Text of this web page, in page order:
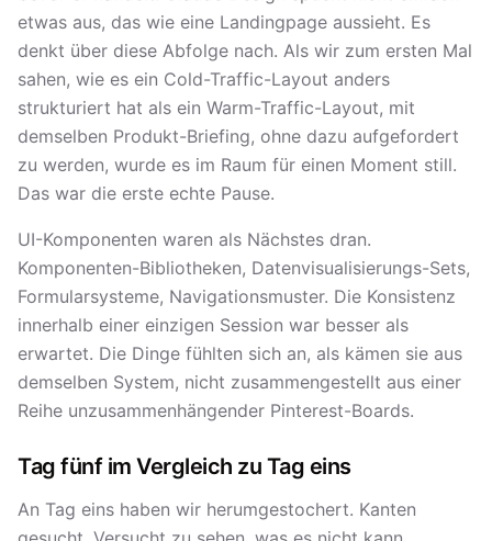
etwas aus, das wie eine Landingpage aussieht. Es
denkt über diese Abfolge nach. Als wir zum ersten Mal
sahen, wie es ein Cold-Traffic-Layout anders
strukturiert hat als ein Warm-Traffic-Layout, mit
demselben Produkt-Briefing, ohne dazu aufgefordert
zu werden, wurde es im Raum für einen Moment still.
Das war die erste echte Pause.
UI-Komponenten waren als Nächstes dran.
Komponenten-Bibliotheken, Datenvisualisierungs-Sets,
Formularsysteme, Navigationsmuster. Die Konsistenz
innerhalb einer einzigen Session war besser als
erwartet. Die Dinge fühlten sich an, als kämen sie aus
demselben System, nicht zusammengestellt aus einer
Reihe unzusammenhängender Pinterest-Boards.
Tag fünf im Vergleich zu Tag eins
An Tag eins haben wir herumgestochert. Kanten